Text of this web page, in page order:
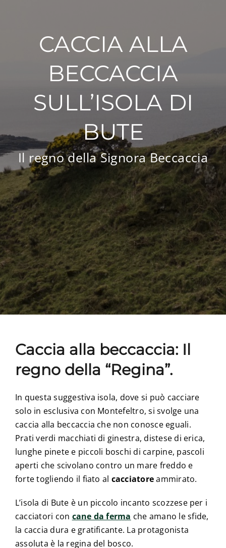
#We FishCACCIA ALLA
BECCACCIA
SULL’ISOLA DI
BUTE
Il regno della Signora Beccaccia
Caccia alla beccaccia: Il
regno della “Regina”.
In questa suggestiva isola, dove si può cacciare
solo in esclusiva con Montefeltro, si svolge una
caccia alla beccaccia che non conosce eguali.
Prati verdi macchiati di ginestra, distese di erica,
lunghe pinete e piccoli boschi di carpine, pascoli
aperti che scivolano contro un mare freddo e
forte togliendo il fiato al cacciatoreammirato.
L’isola di Bute è un piccolo incanto scozzese per i
cacciatori con cane da ferma che amano le sfide,
la caccia dura e gratificante. La protagonista
assoluta è la regina del bosco.